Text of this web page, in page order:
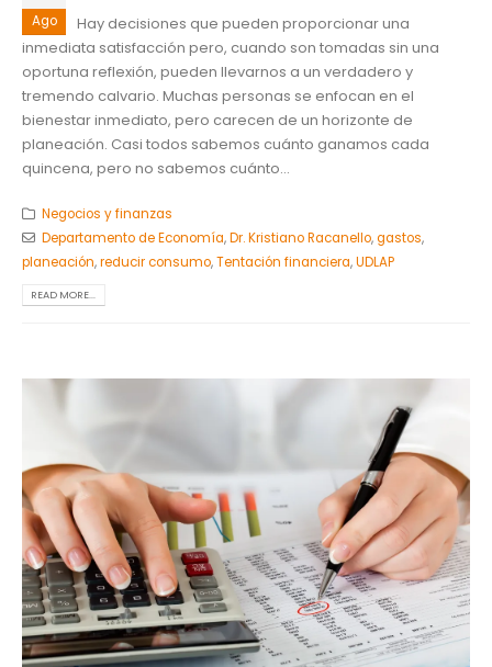
Ago
Hay decisiones que pueden proporcionar una
inmediata satisfacción pero, cuando son tomadas sin una
oportuna reflexión, pueden llevarnos a un verdadero y
tremendo calvario. Muchas personas se enfocan en el
bienestar inmediato, pero carecen de un horizonte de
planeación. Casi todos sabemos cuánto ganamos cada
quincena, pero no sabemos cuánto...
Negocios y finanzas
Departamento de Economía,Dr. Kristiano Racanello,gastos,
planeación,reducir consumo,Tentación financiera,UDLAP
READ MORE...